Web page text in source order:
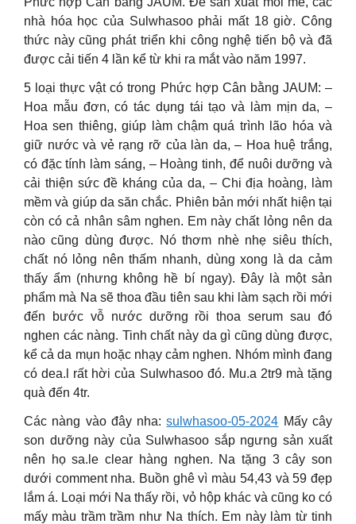
nhà hóa học của Sulwhasoo phải mất 18 giờ. Công
thức này cũng phát triển khi công nghệ tiến bộ và đã
được cải tiến 4 lần kể từ khi ra mắt vào năm 1997.
5 loại thực vật có trong Phức hợp Cân bằng JAUM: –
Hoa mẫu đơn, có tác dụng tái tạo và làm mịn da, –
Hoa sen thiêng, giúp làm chậm quá trình lão hóa và
giữ nước và vẻ rạng rỡ của làn da, – Hoa huệ trắng,
có đặc tính làm sáng, – Hoàng tinh, để nuôi dưỡng và
cải thiện sức đề kháng của da, – Chi địa hoàng, làm
mềm và giúp da săn chắc. Phiên bản mới nhất hiện tại
còn có cả nhân sâm nghen. Em này chất lỏng nên da
nào cũng dùng được. Nó thơm nhè nhẹ siêu thích,
chất nó lỏng nên thấm nhanh, dùng xong là da cảm
thấy ẩm (nhưng không hề bí ngay). Đây là một sản
phẩm mà Na sẽ thoa đầu tiên sau khi làm sạch rồi mới
đến bước vỗ nước dưỡng rồi thoa serum sau đó
nghen các nàng. Tinh chất này da gì cũng dùng được,
kể cả da mụn hoặc nhạy cảm nghen. Nhóm mình đang
có dea.l rất hời của Sulwhasoo đó. Mu.a 2tr9 mà tặng
quà đến 4tr.
Các nàng vào đây nha:sulwhasoo-05-2024 Mấy cây
son dưỡng này của Sulwhasoo sắp ngưng sản xuất
nên họ sa.le clear hàng nghen. Na tặng 3 cây son
dưới comment nha. Buồn ghê vì màu 54,43 và 59 đẹp
lắm á. Loại mới Na thấy rồi, vỏ hộp khác và cũng ko có
mấy màu trầm trầm như Na thích. Em này làm từ tinh